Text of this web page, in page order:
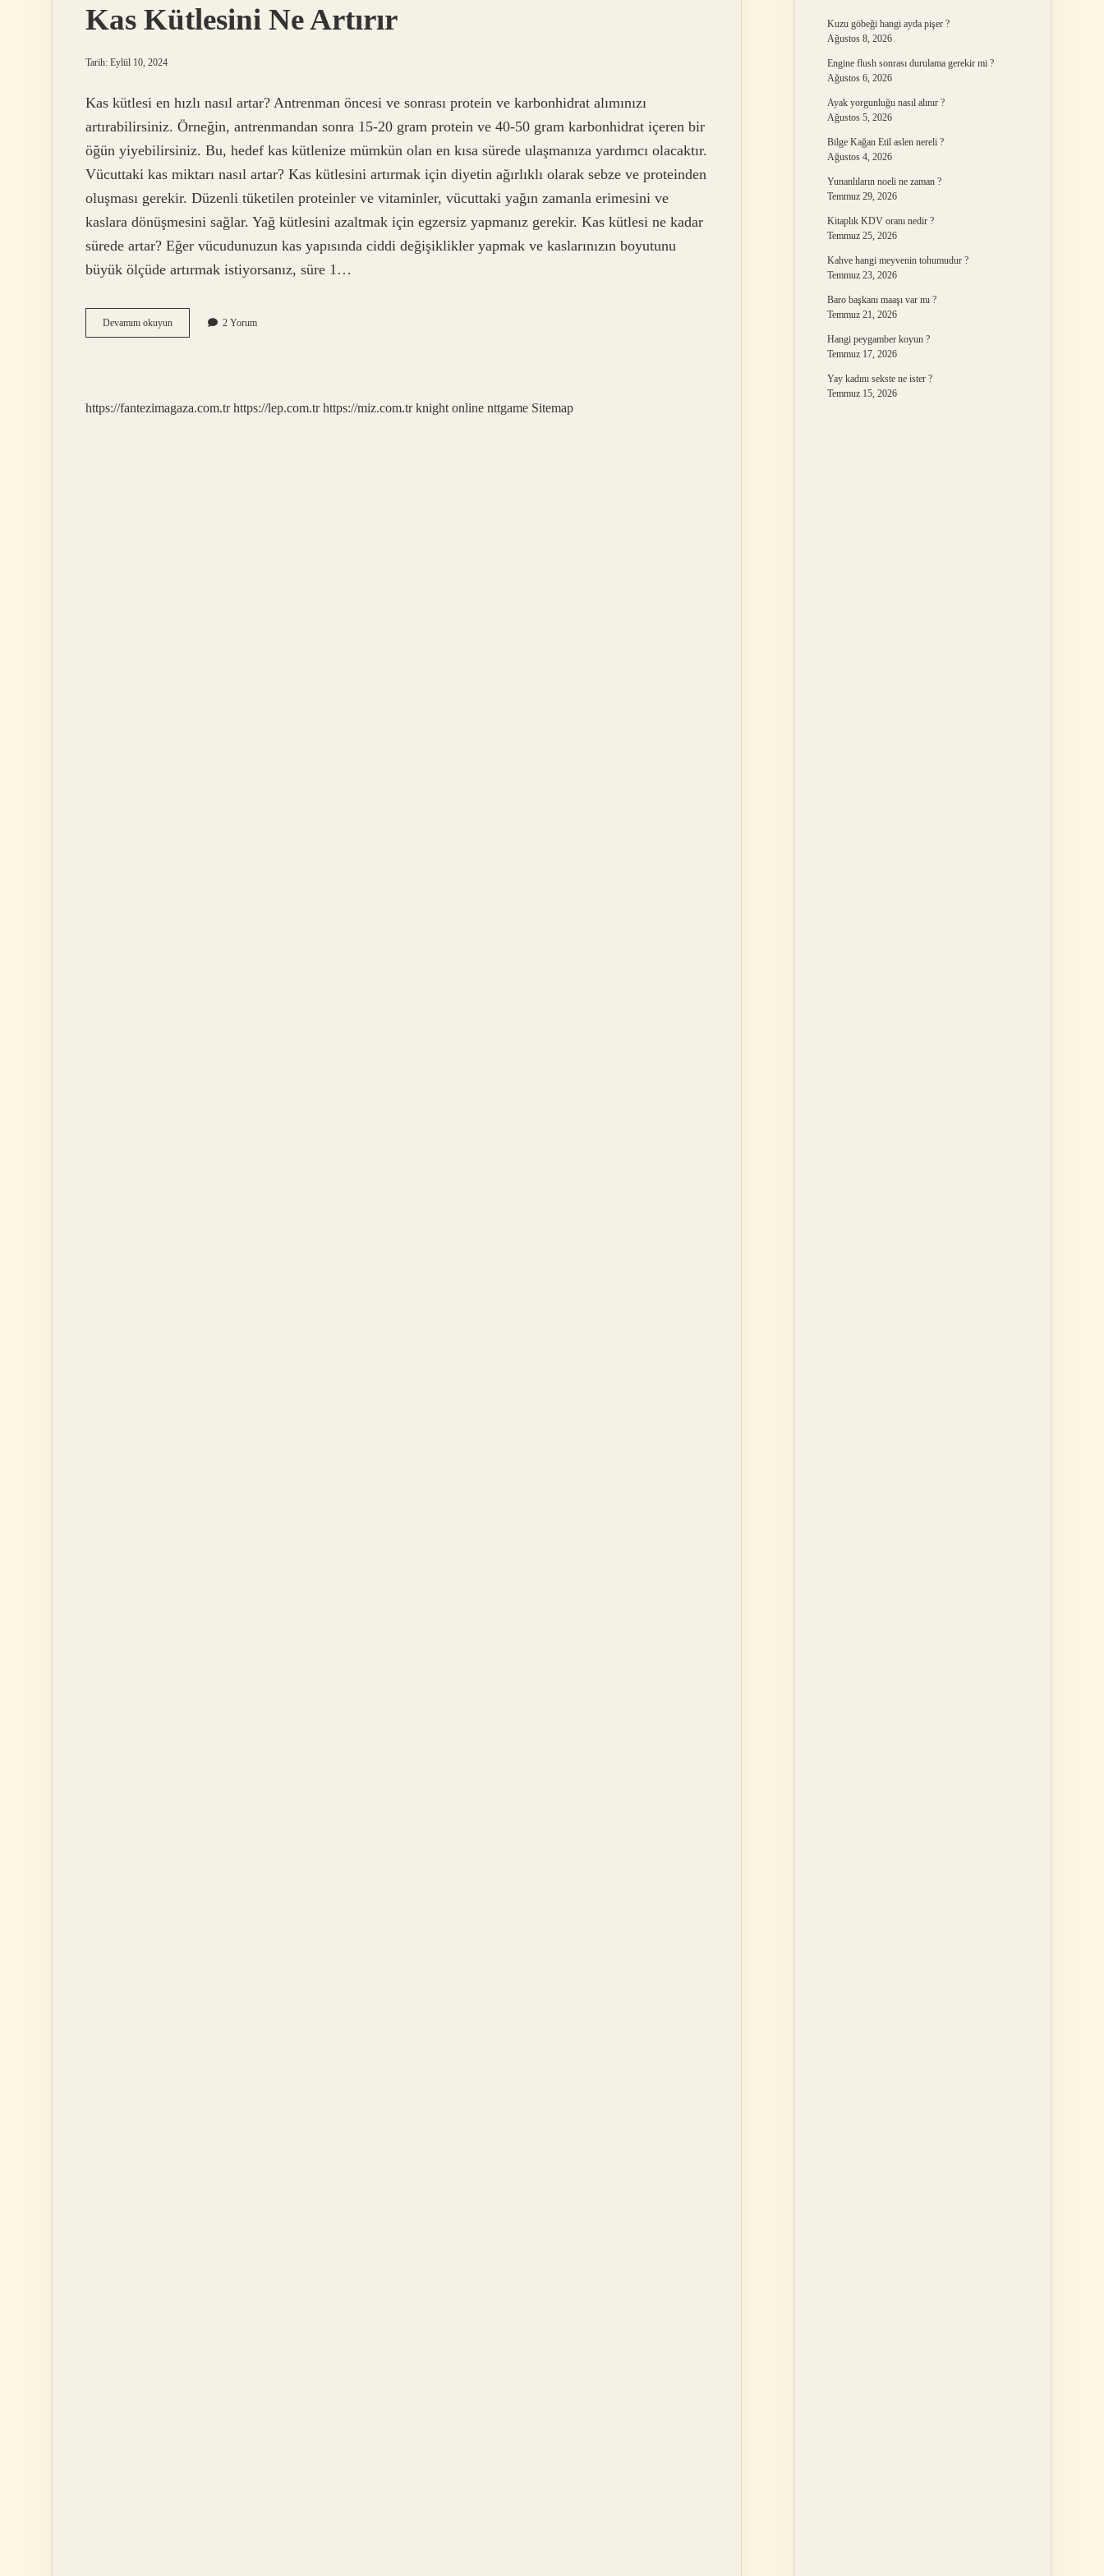
Kas Kütlesini Ne Artırır
Tarih: Eylül 10, 2024
Kas kütlesi en hızlı nasıl artar? Antrenman öncesi ve sonrası protein ve karbonhidrat alımınızı
artırabilirsiniz. Örneğin, antrenmandan sonra 15-20 gram protein ve 40-50 gram karbonhidrat içeren bir
öğün yiyebilirsiniz. Bu, hedef kas kütlenize mümkün olan en kısa sürede ulaşmanıza yardımcı olacaktır.
Vücuttaki kas miktarı nasıl artar? Kas kütlesini artırmak için diyetin ağırlıklı olarak sebze ve proteinden
oluşması gerekir. Düzenli tüketilen proteinler ve vitaminler, vücuttaki yağın zamanla erimesini ve
kaslara dönüşmesini sağlar. Yağ kütlesini azaltmak için egzersiz yapmanız gerekir. Kas kütlesi ne kadar
sürede artar? Eğer vücudunuzun kas yapısında ciddi değişiklikler yapmak ve kaslarınızın boyutunu
büyük ölçüde artırmak istiyorsanız, süre 1…
Devamını okuyunKas
Kütlesini
2 Yorum
https://fantezimagaza.com.tr https://lep.com.tr https://miz.com.tr knight online nttgame Sitemap
Kuzu göbeği hangi ayda pişer ?
Ağustos 8, 2026
Engine flush sonrası durulama gerekir mi ?
Ağustos 6, 2026
Ayak yorgunluğu nasıl alınır ?
Ağustos 5, 2026
Bilge Kağan Etil aslen nereli ?
Ağustos 4, 2026
Yunanlıların noeli ne zaman ?
Temmuz 29, 2026
Kitaplık KDV oranı nedir ?
Temmuz 25, 2026
Kahve hangi meyvenin tohumudur ?
Temmuz 23, 2026
Baro başkanı maaşı var mı ?
Temmuz 21, 2026
Hangi peygamber koyun ?
Temmuz 17, 2026
Yay kadını sekste ne ister ?
Temmuz 15, 2026